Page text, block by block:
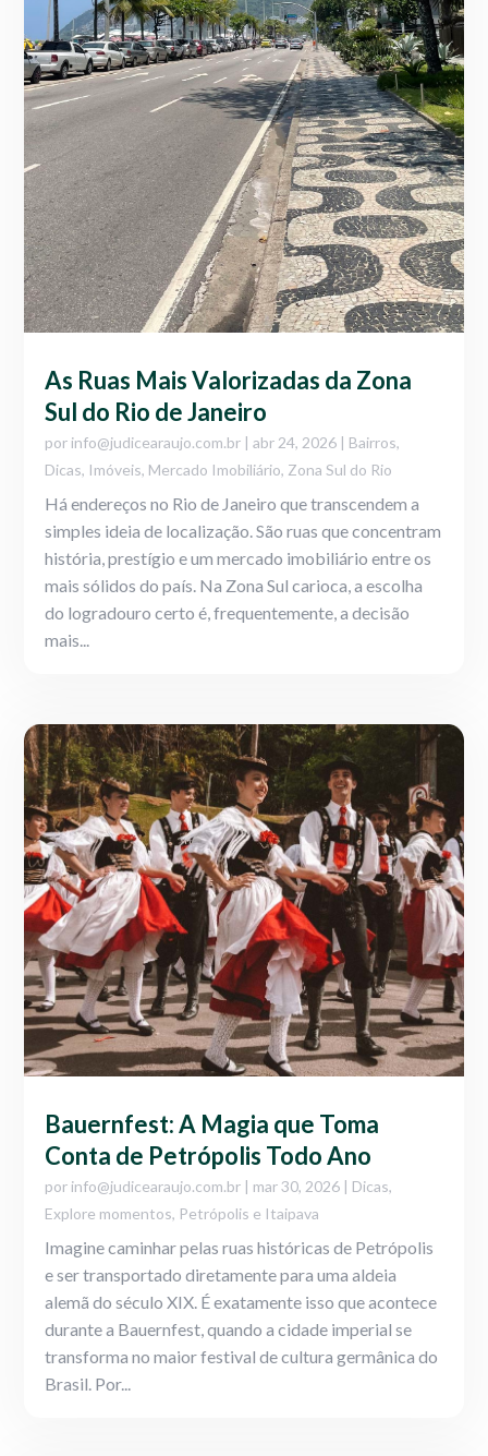
As Ruas Mais Valorizadas da Zona
Sul do Rio de Janeiro
por info@judicearaujo.com.br |abr 24, 2026 | Bairros,
Dicas, Imóveis, Mercado Imobiliário, Zona Sul do Rio
Há endereços no Rio de Janeiro que transcendem a
simples ideia de localização. São ruas que concentram
história, prestígio e um mercado imobiliário entre os
mais sólidos do país. Na Zona Sul carioca, a escolha
do logradouro certo é, frequentemente, a decisão
mais...
Bauernfest: A Magia que Toma
Conta de Petrópolis Todo Ano
por info@judicearaujo.com.br | mar 30, 2026 | Dicas,
Explore momentos, Petrópolis e Itaipava
Imagine caminhar pelas ruas históricas de Petrópolis
e ser transportado diretamente para uma aldeia
alemã do século XIX. É exatamente isso que acontece
durante a Bauernfest, quando a cidade imperial se
transforma no maior festival de cultura germânica do
Brasil. Por...